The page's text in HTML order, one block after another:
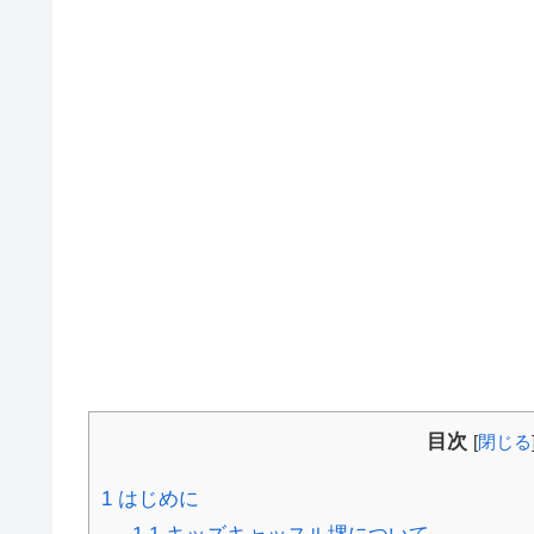
目次 [閉じる
1 はじめに